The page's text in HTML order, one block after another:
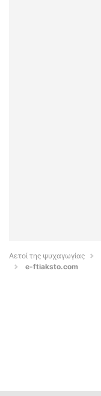
Αετοί της ψυχαγωγίας
e-ftiaksto.com